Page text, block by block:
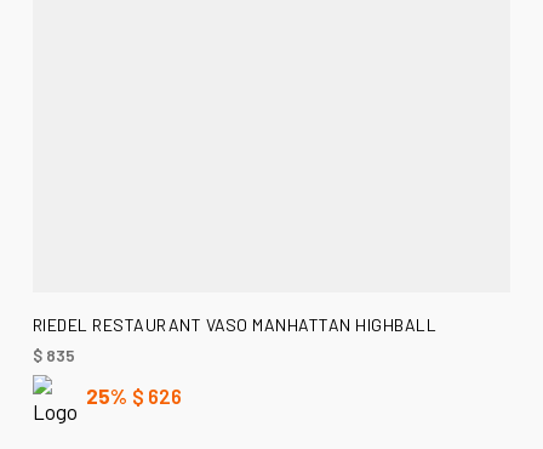
AÑADIR AL CARRITO
RIEDEL RESTAURANT VASO MANHATTAN HIGHBALL
$835
25% $ 626